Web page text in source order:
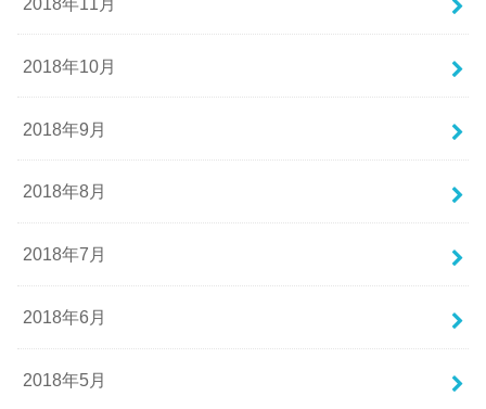
2018年10月
2018年9月
2018年8月
2018年7月
2018年6月
2018年5月